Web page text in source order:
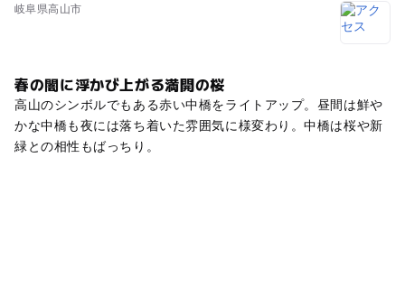
岐阜県高山市
春の闇に浮かび上がる満開の桜
高山のシンボルでもある赤い中橋をライトアップ。昼間は鮮や
かな中橋も夜には落ち着いた雰囲気に様変わり。中橋は桜や新
緑との相性もばっちり。